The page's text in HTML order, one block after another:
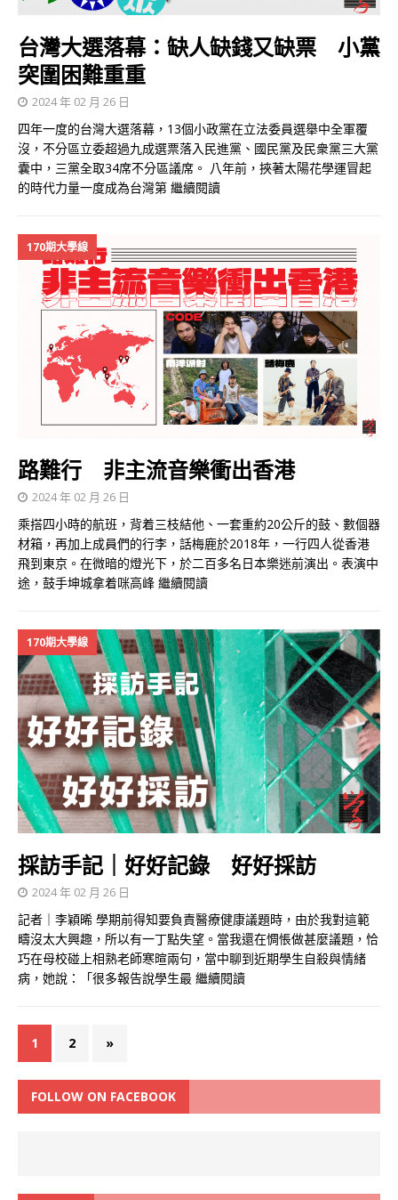
台灣大選落幕：缺人缺錢又缺票 小黨
突圍困難重重
2024 年 02 月 26 日
四年一度的台灣大選落幕，13個小政黨在立法委員選舉中全軍覆
沒，不分區立委超過九成選票落入民進黨、國民黨及民衆黨三大黨
囊中，三黨全取34席不分區議席。 八年前，挾著太陽花學運冒起
的時代力量一度成為台灣第 繼續閱讀
170期大學線
路難行 非主流音樂衝出香港
2024 年 02 月 26 日
乘搭四小時的航班，背着三枝結他、一套重約20公斤的鼓、數個器
材箱，再加上成員們的行李，話梅鹿於2018年，一行四人從香港
飛到東京。在微暗的燈光下，於二百多名日本樂迷前演出。表演中
途，鼓手坤城拿着咪高峰 繼續閱讀
170期大學線
採訪手記｜好好記錄 好好採訪
2024 年 02 月 26 日
記者｜李穎晞 學期前得知要負責醫療健康議題時，由於我對這範
疇沒太大興趣，所以有一丁點失望。當我還在惆悵做甚麼議題，恰
巧在母校碰上相熟老師寒暄兩句，當中聊到近期學生自殺與情緒
病，她說：「很多報告說學生最 繼續閱讀
1 2 »
FOLLOW ON FACEBOOK